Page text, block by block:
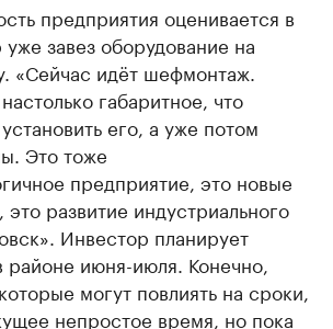
предприятия оценивается в
завез оборудование на
«Сейчас идёт шефмонтаж.
габаритное, что
его, а уже потом
Это тоже
предприятие, это новые
развитие индустриального
Инвестор планирует
районе июня-июля. Конечно,
могут повлиять на сроки,
непростое время, но пока